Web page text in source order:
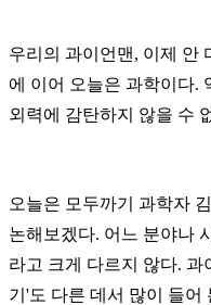
우리의 과이언맨, 이제 안
에 이어 오늘은 과학이다.
외력에 감탄하지 않을 수
오늘은 모두까기 과학자
논해보겠다. 어느 분야나
라고 크게 다르지 않다.
기'도 다른 데서 많이 들어